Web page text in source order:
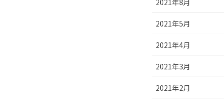
2021年8月
2021年5月
2021年4月
2021年3月
2021年2月